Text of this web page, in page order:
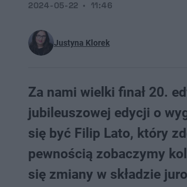
Justyna Klorek
2024-05-22 11:46
Za nami wielki finał 20.
jubileuszowej edycji o
się być Filip Lato, który
pewnością zobaczymy
się zmiany w składzie